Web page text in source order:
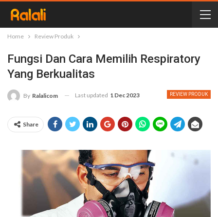
Home Review Produk
Fungsi Dan Cara Memilih Respiratory
Yang Berkualitas
REVIEW PRODUK
By Ralalicom Last updated 1 Dec 2023
Share